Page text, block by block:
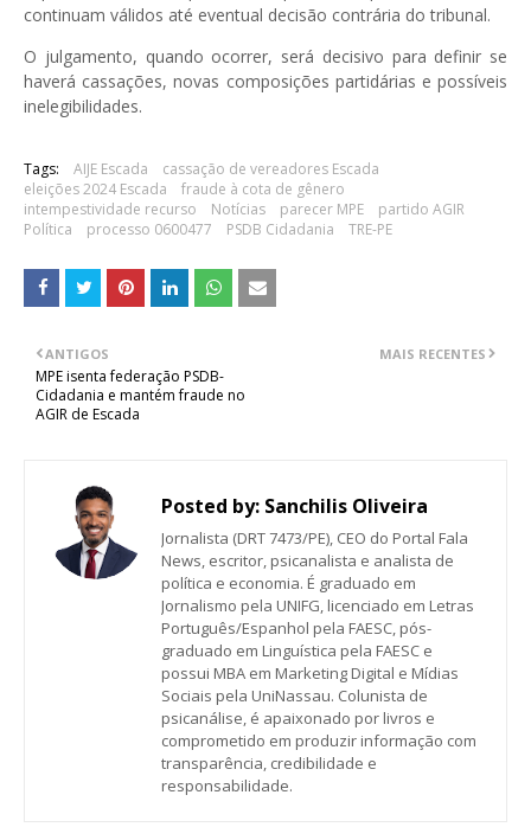
continuam válidos até eventual decisão contrária do tribunal.
O julgamento, quando ocorrer, será decisivo para definir se
haverá cassações, novas composições partidárias e possíveis
inelegibilidades.
Tags: AIJE Escada
cassação de vereadores Escada
eleições 2024 Escada
fraude à cota de gênero
intempestividade recurso
Notícias parecer MPE
partido AGIR
Política
processo 0600477 PSDB Cidadania TRE-PE
MAIS RECENTES
ANTIGOS
MPE isenta federação PSDB-
Cidadania e mantém fraude no
AGIR de Escada
Posted by: Sanchilis Oliveira
Jornalista (DRT 7473/PE), CEO do Portal Fala
News, escritor, psicanalista e analista de
política e economia. É graduado em
Jornalismo pela UNIFG, licenciado em Letras
Português/Espanhol pela FAESC, pós-
graduado em Linguística pela FAESC e
possui MBA em Marketing Digital e Mídias
Sociais pela UniNassau. Colunista de
psicanálise, é apaixonado por livros e
comprometido em produzir informação com
transparência, credibilidade e
responsabilidade.